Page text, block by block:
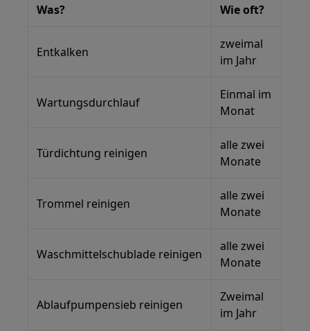
Was? Wie oft?
Entkalken
zweimal
im Jahr
Wartungsdurchlauf
Einmal im
Monat
Türdichtung reinigen
alle zwei
Monate
Trommel reinigen
alle zwei
Monate
Waschmittelschublade reinigen
alle zwei
Monate
Ablaufpumpensieb reinigen
Zweimal
im Jahr